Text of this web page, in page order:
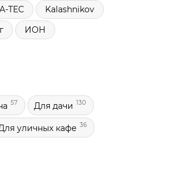
TEC
Kalashnikov
ИОН
57 Для дачи 130
уличных кафе 36